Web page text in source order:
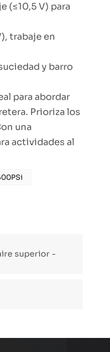
(≤10,5 V) para
trabaje en
y barro
para abordar
Prioriza los
una
actividades al
superior -